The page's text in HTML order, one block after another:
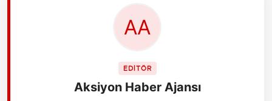
EDİTÖR
Aksiyon Haber Ajansı